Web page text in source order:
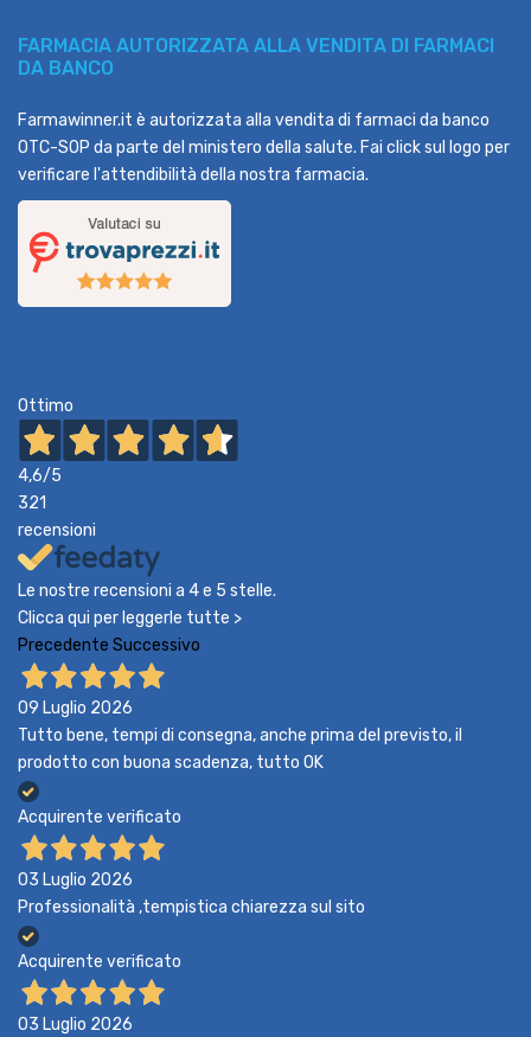
FARMACIA AUTORIZZATA ALLA VENDITA DI FARMACI
DA BANCO
Farmawinner.it è autorizzata alla vendita di farmaci da banco
OTC-SOP da parte del ministero della salute. Fai click sul logo per
verificare l'attendibilità della nostra farmacia.
Ottimo
4,6/5
321
recensioni
Le nostre recensioni a 4 e 5 stelle.
Clicca qui per leggerle tutte >
Precedente Successivo
09 Luglio 2026
Tutto bene, tempi di consegna, anche prima del previsto, il
prodotto con buona scadenza, tutto OK
Acquirente verificato
03 Luglio 2026
Professionalità ,tempistica chiarezza sul sito
Acquirente verificato
03 Luglio 2026